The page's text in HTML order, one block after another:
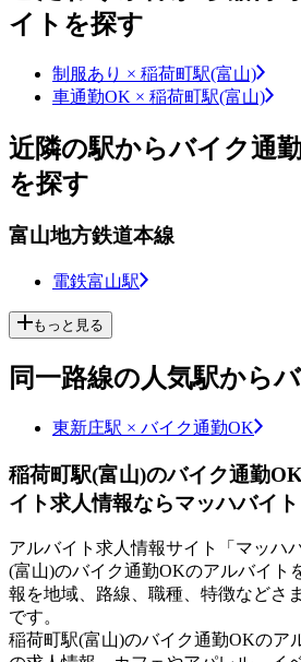
イトを探す
制服あり × 稲荷町駅(富山)
車通勤OK × 稲荷町駅(富山)
近隣の駅からバイク通
を探す
富山地方鉄道本線
電鉄富山駅
もっと見る
同一路線の人気駅から
東新庄駅 × バイク通勤OK
稲荷町駅(富山)のバイク通勤
イト求人情報ならマッハバイト
アルバイト求人情報サイト「マッハ
(富山)のバイク通勤OKのアルバイト
報を地域、路線、職種、特徴などさ
です。
稲荷町駅(富山)のバイク通勤OKのア